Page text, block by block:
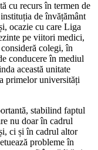
cu recurs în termen de
de învățământ
ocazie cu care Liga
pe viitori medici,
colegi, în
conducere în mediul
această unitate
primelor universități
stabilind faptul
nu doar în cadrul
ci și în cadrul altor
probleme în